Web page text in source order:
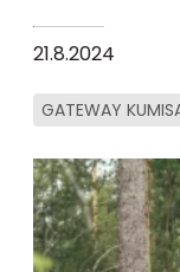
21.8.2024
GATEWAY